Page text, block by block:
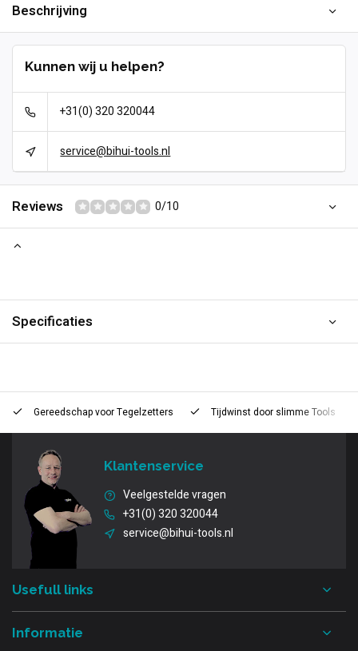
Beschrijving
Kunnen wij u helpen?
+31(0) 320 320044
service@bihui-tools.nl
Reviews 0/10
Specificaties
Gereedschap voorTegelzetters Tijdwinst door slimme Tools
Klantenservice
Veelgestelde vragen
+31(0) 320 320044
service@bihui-tools.nl
Usefull links
Informatie